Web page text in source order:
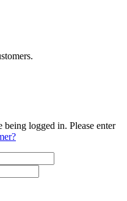
logged in. Please enter